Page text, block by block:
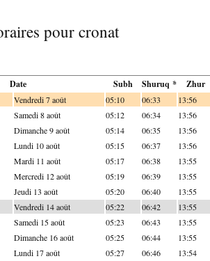
pour cronat
Date Subh Shuruq * Zhur
Vendredi 7 août 05:10 06:33 13:56
Samedi 8 août 05:12 06:34 13:56
Dimanche 9 août 05:14 06:35 13:56
Lundi 10 août 05:15 06:37 13:56
Mardi 11 août 05:17 06:38 13:55
Mercredi 12 août 05:19 06:39 13:55
Jeudi 13 août 05:20 06:40 13:55
Vendredi 14 août 05:22 06:42 13:55
Samedi 15 août 05:23 06:43 13:55
Dimanche 16 août 05:25 06:44 13:55
Lundi 17 août 05:27 06:46 13:54